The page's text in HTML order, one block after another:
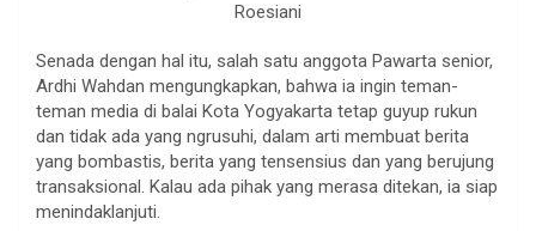
Roesiani
Senada dengan hal itu, salah satu anggota Pawarta senior,
Ardhi Wahdan mengungkapkan, bahwa ia ingin teman-
teman media di balai Kota Yogyakarta tetap guyup rukun
dan tidak ada yang ngrusuhi, dalam arti membuat berita
yang bombastis, berita yang tensensius dan yang berujung
transaksional. Kalau ada pihak yang merasa ditekan, ia siap
menindaklanjuti.